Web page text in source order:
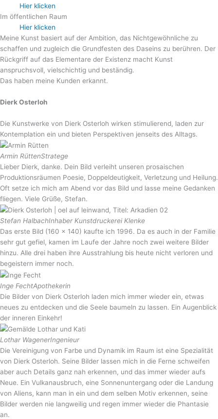
Hier klicken
Im öffentlichen Raum
Hier klicken
Meine Kunst basiert auf der Ambition, das Nichtgewöhnliche zu
schaffen und zugleich die Grundfesten des Daseins zu berühren. Der
Rückgriff auf das Elementare der Existenz macht Kunst
anspruchsvoll, vielschichtig und beständig.
Das haben meine Kunden erkannt.
Dierk Osterloh
Die Kunstwerke von Dierk Osterloh wirken stimulierend, laden zur
Kontemplation ein und bieten Perspektiven jenseits des Alltags.
Armin RüttenStratege
Lieber Dierk, danke. Dein Bild verleiht unseren prosaischen
Produktionsräumen Poesie, Doppeldeutigkeit, Verletzung und Heilung.
Oft setze ich mich am Abend vor das Bild und lasse meine Gedanken
fliegen. Viele Grüße, Stefan.
Stefan HalbachInhaber Kunstdruckerei Klenke
Das erste Bild (160 x 140) kaufte ich 1996. Da es auch in der Familie
sehr gut gefiel, kamen im Laufe der Jahre noch zwei weitere Bilder
hinzu. Alle drei haben ihre Ausstrahlung bis heute nicht verloren und
begeistern immer noch.
Inge FechtApothekerin
Die Bilder von Dierk Osterloh laden mich immer wieder ein, etwas
neues zu entdecken und die Seele baumeln zu lassen. Ein Augenblick
der inneren Einkehr!
Lothar WagenerIngenieur
Die Vereinigung von Farbe und Dynamik im Raum ist eine Spezialität
von Dierk Osterloh. Seine Bilder lassen mich in die Ferne schweifen
aber auch Details ganz nah erkennen, und das immer wieder aufs
Neue. Ein Vulkanausbruch, eine Sonnenuntergang oder die Landung
von Aliens, kann man in ein und dem selben Motiv erkennen, seine
Bilder werden nie langweilig und regen immer wieder die Phantasie
an.